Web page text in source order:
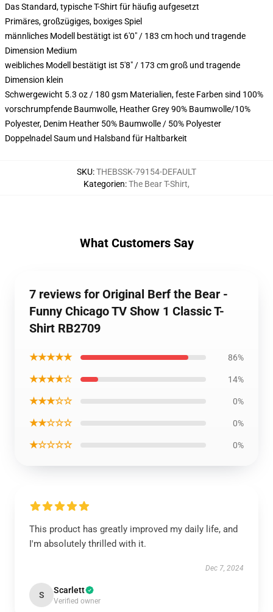
Das Standard, typische T-Shirt für häufig aufgesetzt
Primäres, großzügiges, boxiges Spiel
männliches Modell bestätigt ist 6'0" / 183 cm hoch und tragende
Dimension Medium
weibliches Modell bestätigt ist 5'8" / 173 cm groß und tragende
Dimension klein
Schwergewicht 5.3 oz / 180 gsm Materialien, feste Farben sind 100%
vorschrumpfende Baumwolle, Heather Grey 90% Baumwolle/10%
Polyester, Denim Heather 50% Baumwolle / 50% Polyester
Doppelnadel Saum und Halsband für Haltbarkeit
SKU:THEBSSK-79154-DEFAULT
Kategorien:The Bear T-Shirt,
What Customers Say
7 reviews for Original Berf the Bear -
Funny Chicago TV Show 1 Classic T-
Shirt RB2709
★★★★★ 86%
★★★★☆ 14%
★★★☆☆ 0%
★★☆☆☆ 0%
★☆☆☆☆ 0%
This product has greatly improved my daily life, and
I'm absolutely thrilled with it.
Dec 7, 2024
S Scarlett
Verified owner